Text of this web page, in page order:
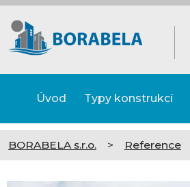
Úvod Typy konstrukcí
BORABELA s.r.o. > Reference